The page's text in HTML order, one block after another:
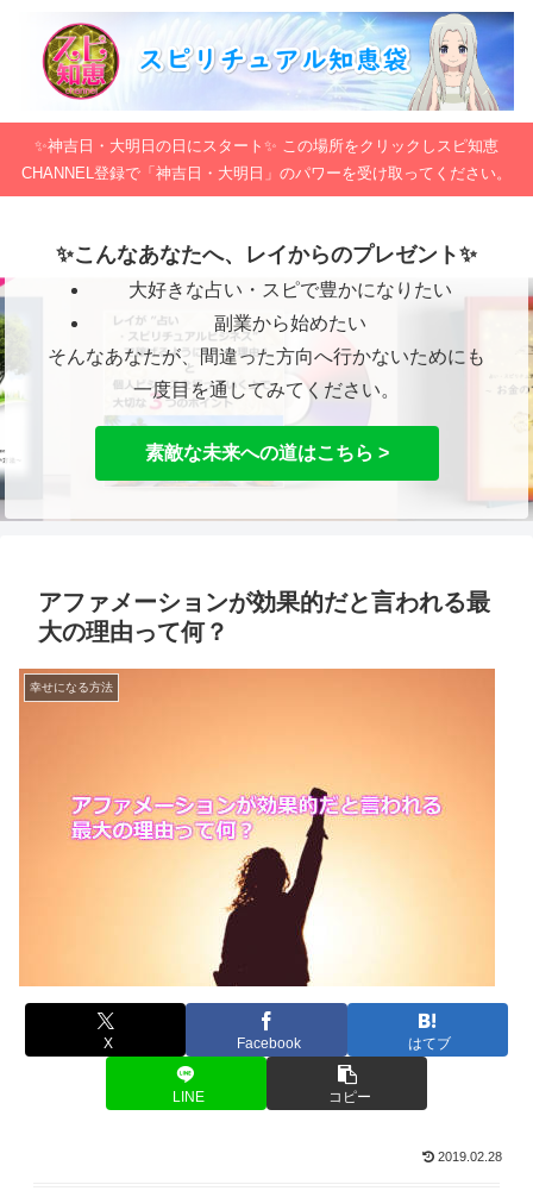
✨神吉日・大明日の日にスタート✨ この場所をクリックしスピ知恵
CHANNEL登録で「神吉日・大明日」のパワーを受け取ってください。
✨こんなあなたへ、レイからのプレゼント✨
大好きな占い・スピで豊かになりたい
副業から始めたい
そんなあなたが、間違った方向へ行かないためにも
一度目を通してみてください。
素敵な未来への道はこちら >
アファメーションが効果的だと言われる最
大の理由って何？
幸せになる方法
X Facebook はてブ
LINE コピー
2019.02.28